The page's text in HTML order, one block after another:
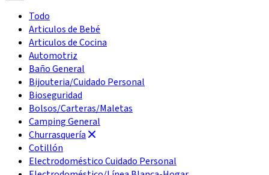
Todo
Articulos de Bebé
Articulos de Cocina
Automotriz
Baño General
Bijouteria/Cuidado Personal
Bioseguridad
Bolsos/Carteras/Maletas
Camping General
Churrasquería
Cotillón
Electrodoméstico Cuidado Personal